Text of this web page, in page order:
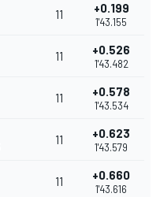
11 +0.199
1'43.155
11 +0.526
1'43.482
11 +0.578
1'43.534
11 +0.623
1'43.579
11 +0.660
1'43.616